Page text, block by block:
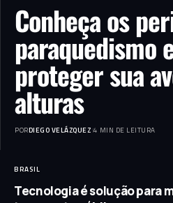
Conheça os
paraquedismo
proteger sua
alturas
PORDIEGO VELÁZQUEZ 4 MIN DE LEITURA
BRASIL
Tecnologia é solução para